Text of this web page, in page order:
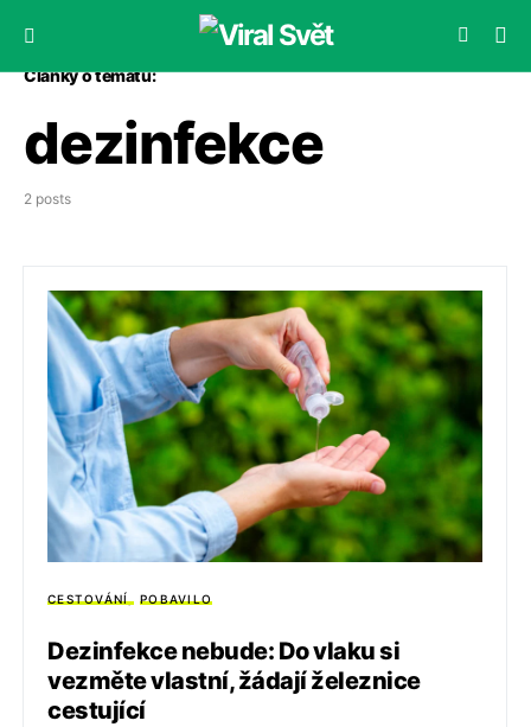
Články o tématu:
dezinfekce
2 posts
CESTOVÁNÍ POBAVILO
Dezinfekce nebude: Do vlaku si
vezměte vlastní, žádají železnice
cestující